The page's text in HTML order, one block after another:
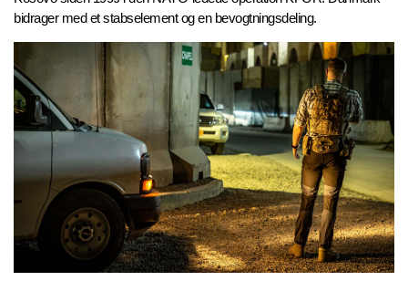
bidrager med et stabselement og en bevogtningsdeling.